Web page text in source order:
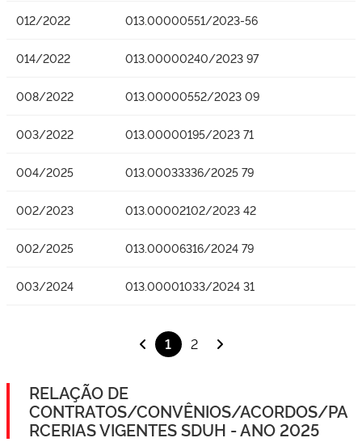
012/2022 013.00000551/2023-56
014/2022 013.00000240/2023 97
008/2022 013.00000552/2023 09
003/2022 013.00000195/2023 71
004/2025 013.00033336/2025 79
002/2023 013.00002102/2023 42
002/2025 013.00006316/2024 79
003/2024 013.00001033/2024 31
1 2
RELAÇÃO DE
CONTRATOS/CONVÊNIOS/ACORDOS/PA
RCERIAS VIGENTES SDUH - ANO 2025